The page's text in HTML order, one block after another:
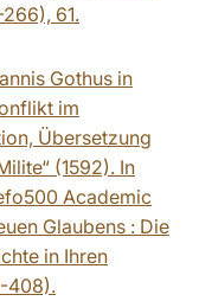
61.
Gothus in
im
Übersetzung
(1592). In
Academic
Glaubens : Die
in Ihren
408).